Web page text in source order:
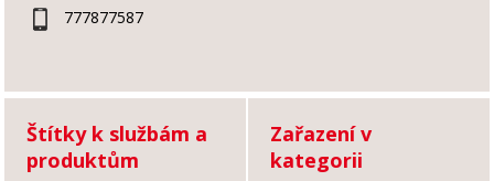
777877587
Štítky k službám a
produktům
Zařazení v
kategorii